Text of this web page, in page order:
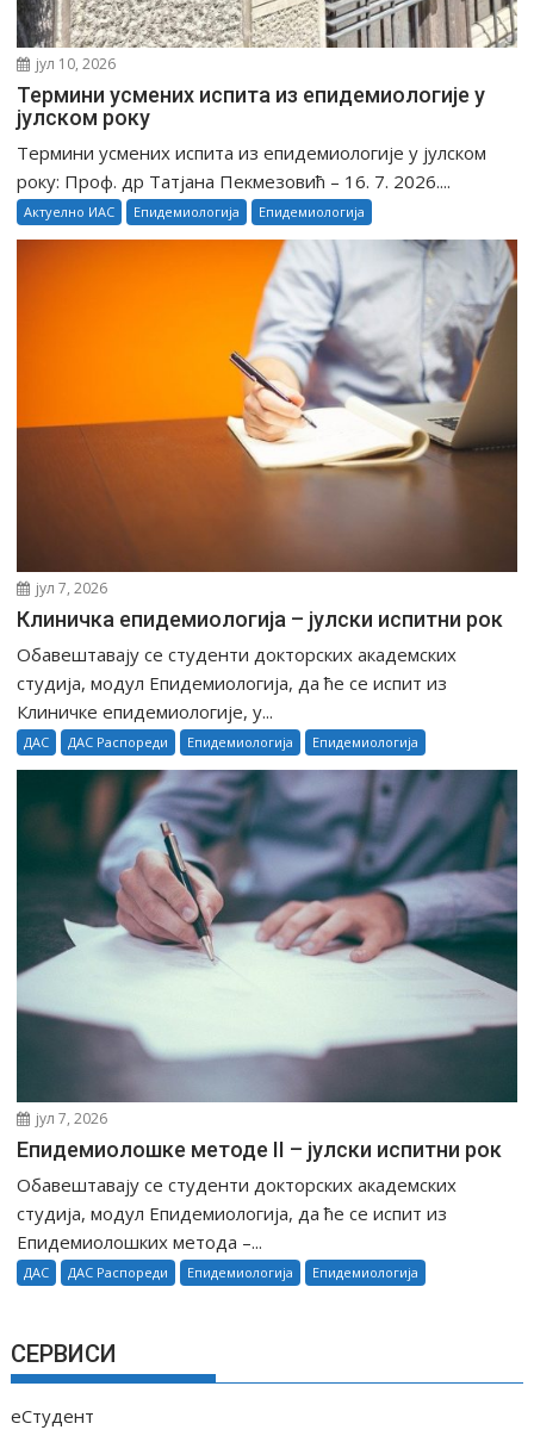
јул 10, 2026
Teрмини усмених испита из епидемиологије у
јулском року
Teрмини усмених испита из епидемиологије у јулском
року: Проф. др Татјана Пекмезовић – 16. 7. 2026....
Актуелно ИАС Епидемиологија Епидемиологија
јул 7, 2026
Клиничка епидемиологија – јулски испитни рок
Обавештавају се студенти докторских академских
студија, модул Епидемиологија, да ће се испит из
Клиничке епидемиологије, у...
ДАС ДАС Распореди Епидемиологија Епидемиологија
јул 7, 2026
Епидемиолошке методе II – јулски испитни рок
Обавештавају се студенти докторских академских
студија, модул Епидемиологија, да ће се испит из
Епидемиолошких метода –...
ДАС ДАС Распореди Епидемиологија Епидемиологија
СЕРВИСИ
еСтудент